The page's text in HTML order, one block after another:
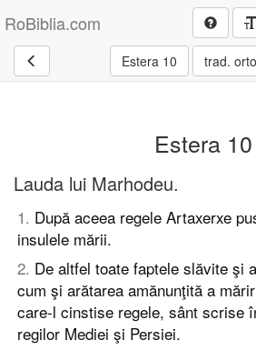
RoBiblia.com
Estera 10 trad.
Estera 10
Lauda lui Marhodeu.
1. După aceea regele Artaxerxe
insulele mării.
2. De altfel toate faptele slăvite şi
cum şi arătarea amănunţită a
care-l cinstise regele, sânt scrise
regilor Mediei şi Persiei.